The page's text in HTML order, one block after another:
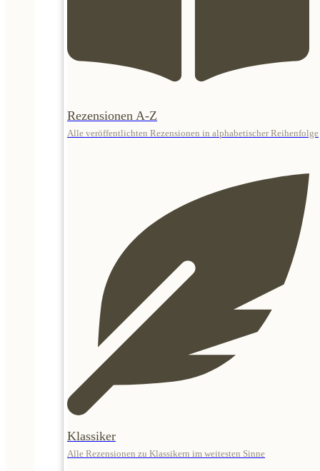
Rezensionen A-Z
Alle veröffentlichten Rezensionen in alphabetischer Reihenfolge
Klassiker
Alle Rezensionen zu Klassikern im weitesten Sinne